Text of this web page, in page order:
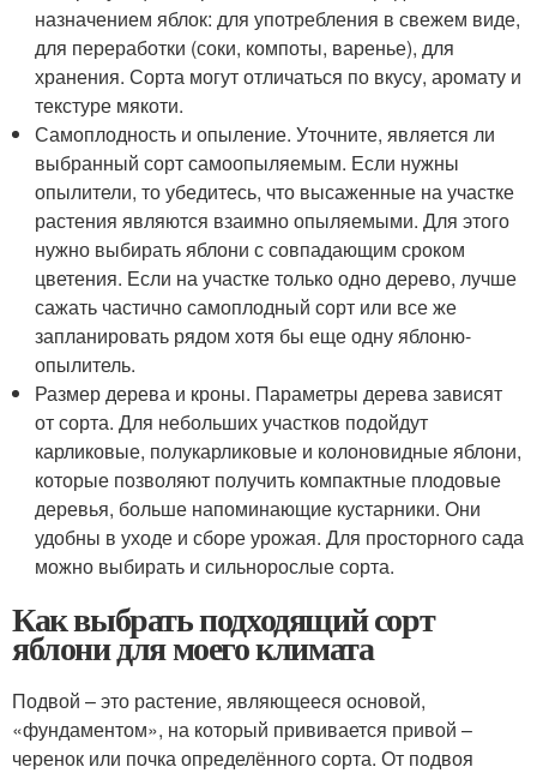
назначением яблок: для употребления в свежем виде,
для переработки (соки, компоты, варенье), для
хранения. Сорта могут отличаться по вкусу, аромату и
текстуре мякоти.
Самоплодность и опыление. Уточните, является ли
выбранный сорт самоопыляемым. Если нужны
опылители, то убедитесь, что высаженные на участке
растения являются взаимно опыляемыми. Для этого
нужно выбирать яблони с совпадающим сроком
цветения. Если на участке только одно дерево, лучше
сажать частично самоплодный сорт или все же
запланировать рядом хотя бы еще одну яблоню-
опылитель.
Размер дерева и кроны. Параметры дерева зависят
от сорта. Для небольших участков подойдут
карликовые, полукарликовые и колоновидные яблони,
которые позволяют получить компактные плодовые
деревья, больше напоминающие кустарники. Они
удобны в уходе и сборе урожая. Для просторного сада
можно выбирать и сильнорослые сорта.
Как выбрать подходящий сорт
яблони для моего климата
Подвой – это растение, являющееся основой,
«фундаментом», на который прививается привой –
черенок или почка определённого сорта. От подвоя